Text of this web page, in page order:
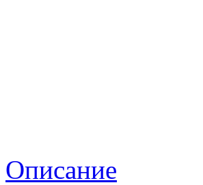
Описание